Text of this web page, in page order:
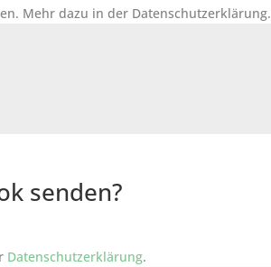
Mehr dazu in der Datenschutzerklärung.
senden?
Datenschutzerklärung.